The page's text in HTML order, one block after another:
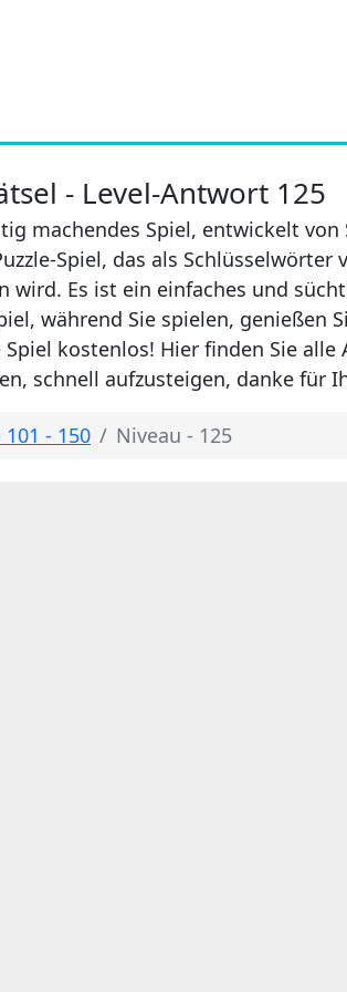
- Level-Antwort 125
machendes Spiel, entwickelt von
Spiel, das als Schlüsselwörter
wird. Es ist ein einfaches und
während Sie spielen, genießen
kostenlos! Hier finden Sie
schnell aufzusteigen, danke für
101 - 150 Niveau - 125